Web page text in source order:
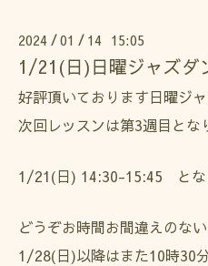
2024 /01 / 14 15:05
1/21(日)日曜ジャズダ
好評頂いております日曜ジ
次回レッスンは第3週目とな
1/21(日) 14:30-15:45 とな
どうぞお時間お間違えのな
1/28(日)以降はまた10時30